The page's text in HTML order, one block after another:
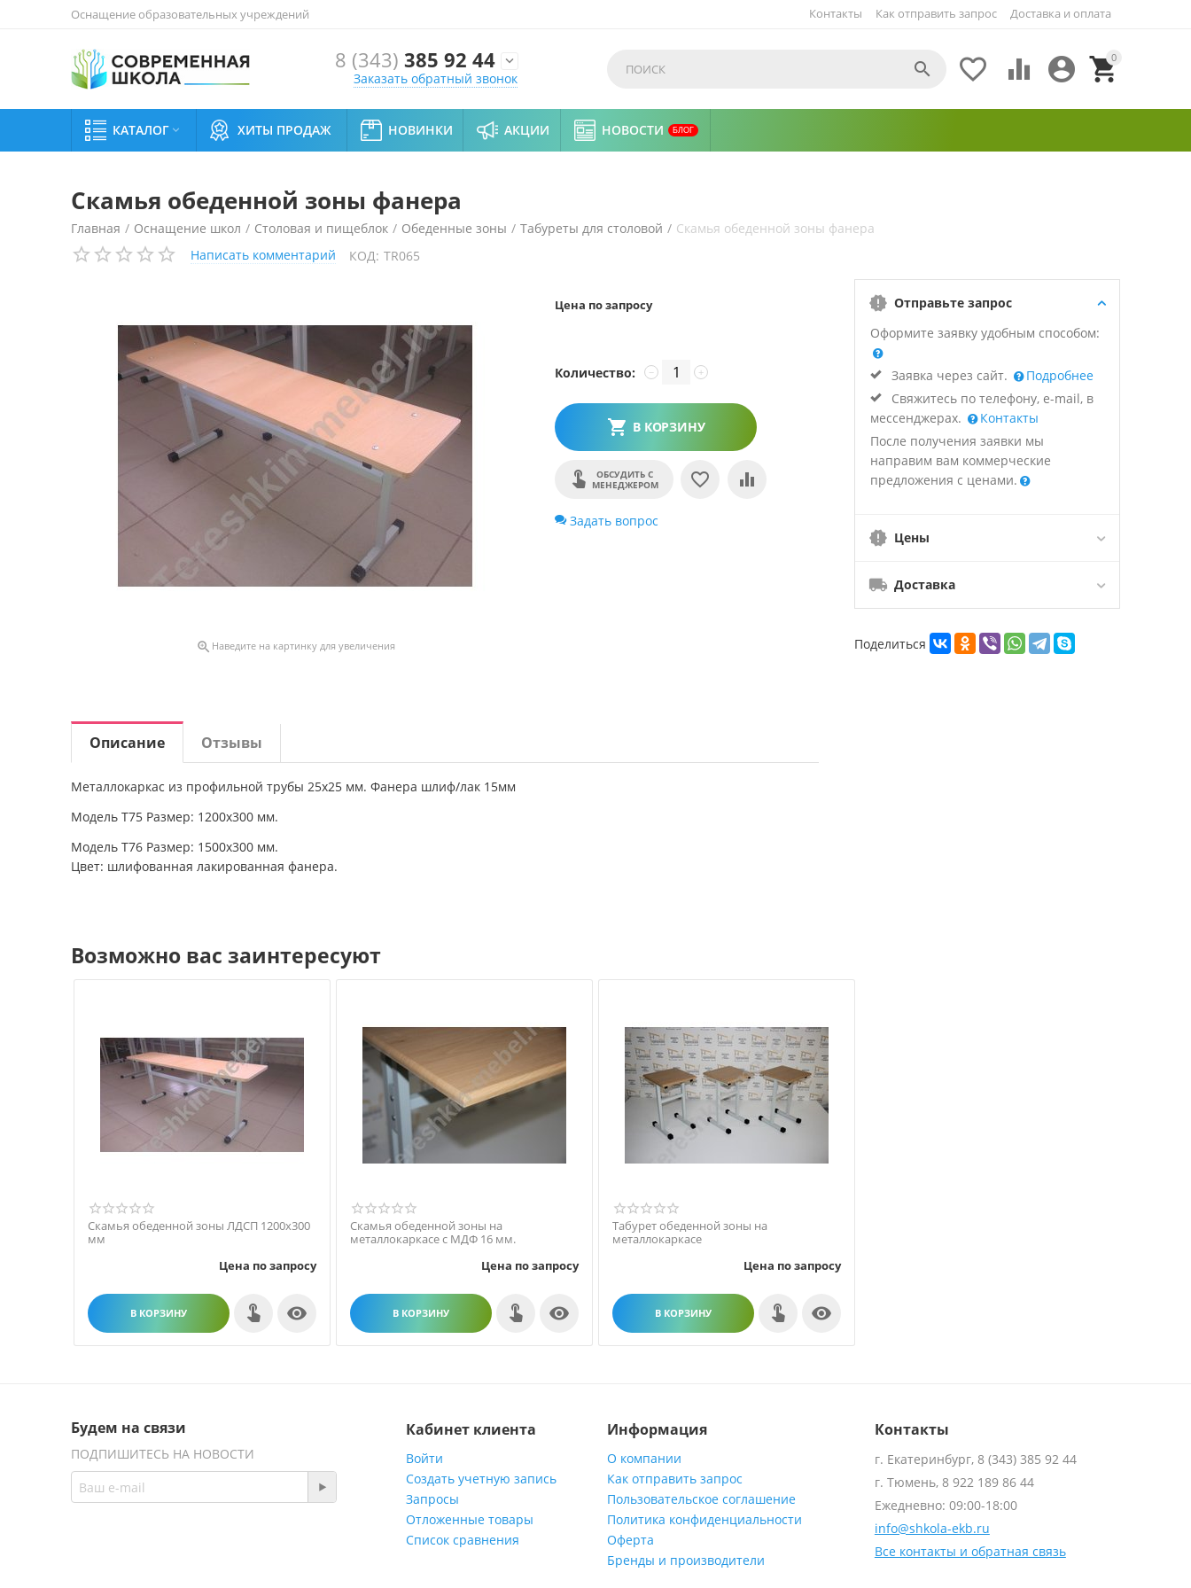
Оснащение образовательных учреждений Как отправить запрос Доставка и оплата
Контакты
8 (343) 385 92 44 
Заказать обратный звонок
0


 

КАТАЛОГ  ХИТЫ ПРОДАЖ НОВИНКИ АКЦИИ НОВОСТИ БЛОГ
Скамья обеденной зоны фанера
Главная / Оснащение школ / Столовая и пищеблок / Обеденные зоны / Табуреты для столовой / Скамья обеденной зоны фанера
Написать комментарий
КОД: TR065
 Наведите на картинку для увеличения
Цена по запросу
Количество: +
−
В КОРЗИНУ
ОБСУДИТЬ С
МЕНЕДЖЕРОМ
Задать вопрос
Отправьте запрос
Оформите заявку удобным способом:
Заявка через сайт.
Подробнее
Свяжитесь по телефону, e-mail, в
мессенджерах.
Контакты
После получения заявки мы
направим вам коммерческие
предложения с ценами.
Цены
Доставка
Поделиться
Описание Отзывы
Металлокаркас из профильной трубы 25х25 мм. Фанера шлиф/лак 15мм
Модель Т75 Размер: 1200х300 мм.
Модель Т76 Размер: 1500х300 мм.
Цвет: шлифованная лакированная фанера.
Возможно вас заинтересуют
Скамья обеденной зоны ЛДСП 1200х300
мм
Цена по запросу
В КОРЗИНУ 
Скамья обеденной зоны на
металлокаркасе с МДФ 16 мм.
Цена по запросу
В КОРЗИНУ 
Табурет обеденной зоны на
металлокаркасе
Цена по запросу
В КОРЗИНУ 
Будем на связи
ПОДПИШИТЕСЬ НА НОВОСТИ
Кабинет клиента
Войти
Создать учетную запись
Запросы
Отложенные товары
Список сравнения
Информация
О компании
Как отправить запрос
Пользовательское соглашение
Политика конфиденциальности
Оферта
Бренды и производители
Контакты
г. Екатеринбург, 8 (343) 385 92 44
г. Тюмень, 8 922 189 86 44
Ежедневно: 09:00-18:00
info@shkola-ekb.ru
Все контакты и обратная связь